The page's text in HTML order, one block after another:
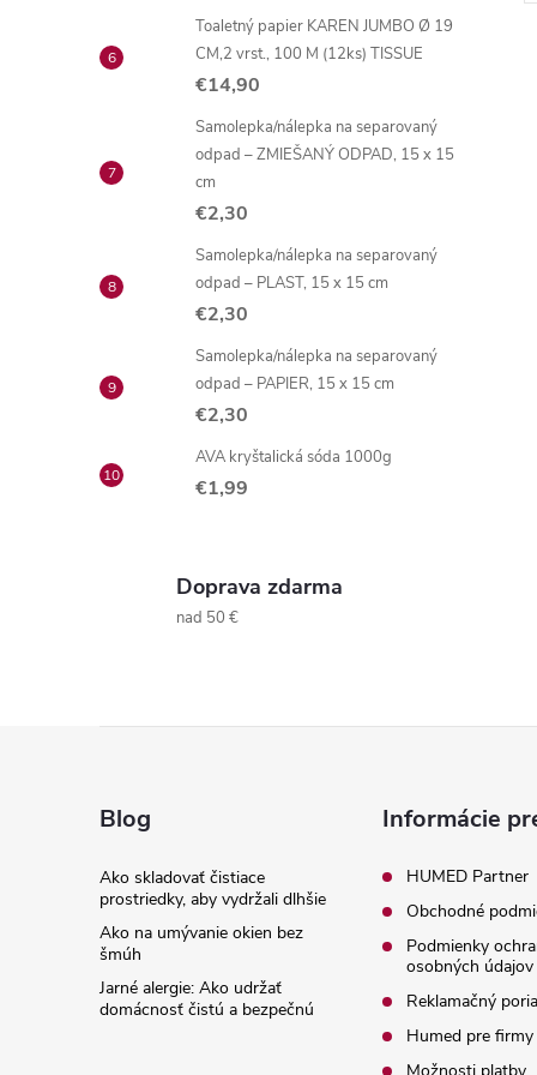
Toaletný papier KAREN JUMBO Ø 19
CM,2 vrst., 100 M (12ks) TISSUE
€14,90
Samolepka/nálepka na separovaný
odpad – ZMIEŠANÝ ODPAD, 15 x 15
cm
€2,30
Samolepka/nálepka na separovaný
odpad – PLAST, 15 x 15 cm
€2,30
Samolepka/nálepka na separovaný
odpad – PAPIER, 15 x 15 cm
€2,30
AVA kryštalická sóda 1000g
€1,99
p
i
Doprava zdarma
nad 50 €
Blog
Ako skladovať čistiace
prostriedky, aby vydržali dlhšie
Ako na umývanie okien bez
šmúh
Jarné alergie: Ako udržať
domácnosť čistú a bezpečnú
Informácie
HUMED Partner
Obchodné
Podmienky
osobných údajov
Reklamačný
Humed pre firmy